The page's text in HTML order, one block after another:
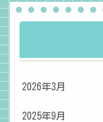
2026年3月
2025年9月